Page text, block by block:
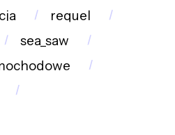
requel
sea_saw